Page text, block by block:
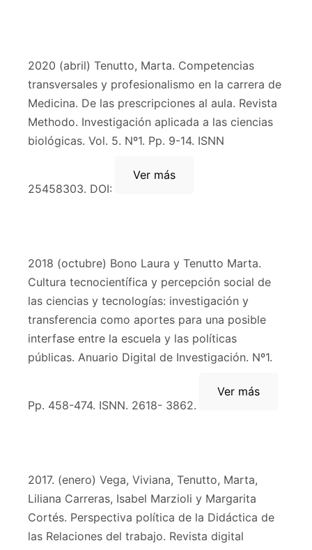
2020 (abril) Tenutto, Marta. Competencias
transversales y profesionalismo en la carrera de
Medicina. De las prescripciones al aula. Revista
Methodo. Investigación aplicada a las ciencias
biológicas. Vol. 5. Nº1. Pp. 9-14. ISNN
25458303. DOI:
Ver más
2018 (octubre) Bono Laura y Tenutto Marta.
Cultura tecnocientífica y percepción social de
las ciencias y tecnologías: investigación y
transferencia como aportes para una posible
interfase entre la escuela y las políticas
públicas. Anuario Digital de Investigación. Nº1.
Pp. 458-474. ISNN. 2618- 3862.
Ver más
2017. (enero) Vega, Viviana, Tenutto, Marta,
Liliana Carreras, Isabel Marzioli y Margarita
Cortés. Perspectiva política de la Didáctica de
las Relaciones del trabajo. Revista digital